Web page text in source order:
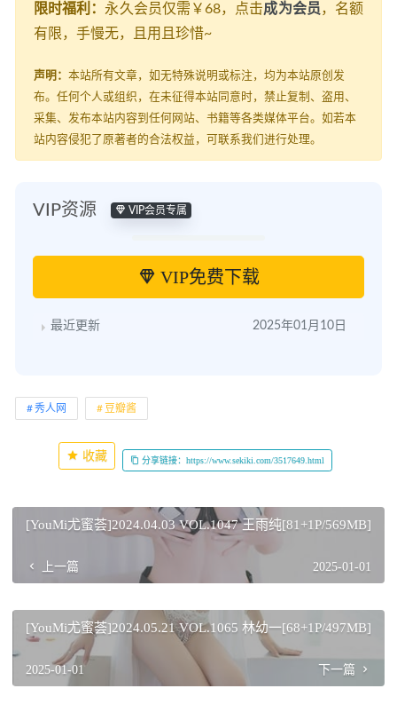
限时福利： 永久会员仅需￥68，点击成为会员，名额
有限，手慢无，且用且珍惜~
声明： 本站所有文章，如无特殊说明或标注，均为本站原创发
布。任何个人或组织，在未征得本站同意时，禁止复制、盗用、
采集、发布本站内容到任何网站、书籍等各类媒体平台。如若本
站内容侵犯了原著者的合法权益，可联系我们进行处理。
VIP资源 VIP会员专属
VIP免费下载
最近更新 2025年01月10日
秀人网 豆瓣酱
收藏 分享链接：https://www.sekiki.com/3517649.html
[YouMi尤蜜荟]2024.04.03 VOL.1047 王雨纯[81+1P/569MB]
上一篇 2025-01-01
[YouMi尤蜜荟]2024.05.21 VOL.1065 林幼一[68+1P/497MB]
2025-01-01 下一篇